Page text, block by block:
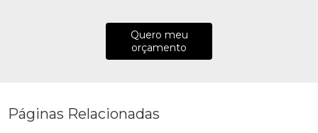
Quero meu
orçamento
Páginas Relacionadas